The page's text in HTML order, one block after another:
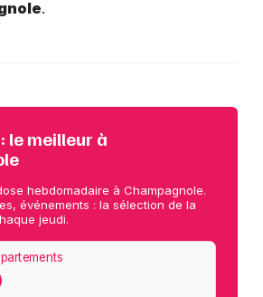
.
le meilleur à
hebdomadaire à Champagnole.
événements : la sélection de la
jeudi.